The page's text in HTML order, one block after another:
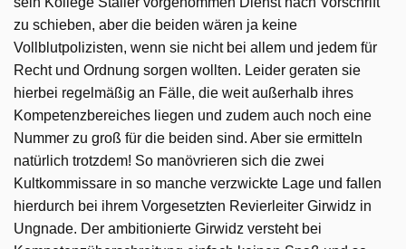
zu schieben, aber die beiden wären ja keine
Vollblutpolizisten, wenn sie nicht bei allem und jedem für
Recht und Ordnung sorgen wollten. Leider geraten sie
hierbei regelmäßig an Fälle, die weit außerhalb ihres
Kompetenzbereiches liegen und zudem auch noch eine
Nummer zu groß für die beiden sind. Aber sie ermitteln
natürlich trotzdem! So manövrieren sich die zwei
Kultkommissare in so manche verzwickte Lage und fallen
hierdurch bei ihrem Vorgesetzten Revierleiter Girwidz in
Ungnade. Der ambitionierte Girwidz versteht bei